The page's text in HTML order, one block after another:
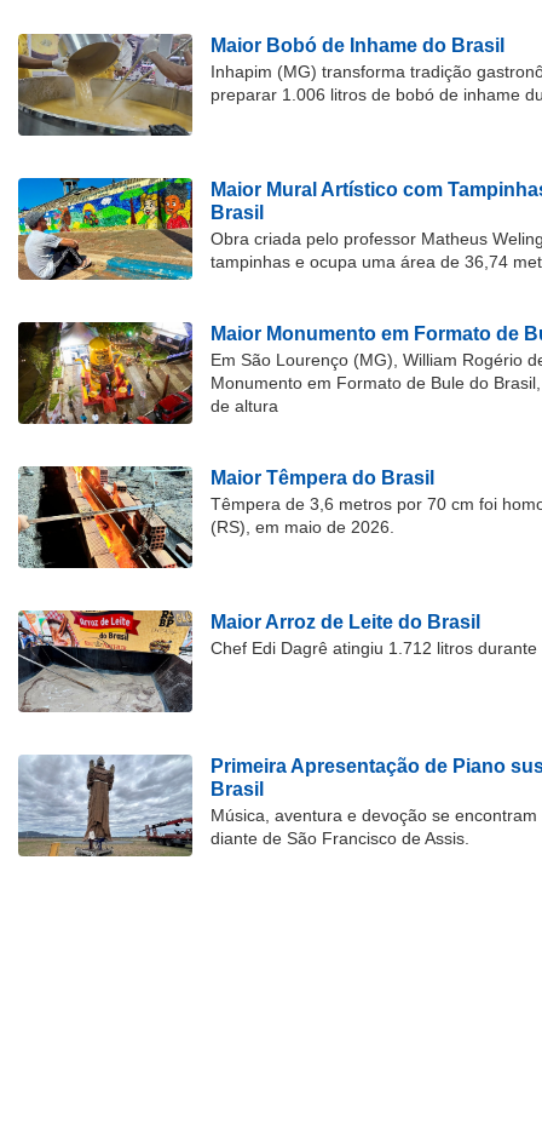
Maior Bobó de Inhame do Brasil
Inhapim (MG) transforma tradição
preparar 1.006 litros de bobó de inhame
Maior Mural Artístico com
Brasil
Obra criada pelo professor Matheus
tampinhas e ocupa uma área de 36,74
Maior Monumento em Formato de
Em São Lourenço (MG), William Rogério
Monumento em Formato de Bule do
de altura
Maior Têmpera do Brasil
Têmpera de 3,6 metros por 70 cm foi
(RS), em maio de 2026.
Maior Arroz de Leite do Brasil
Chef Edi Dagrê atingiu 1.712 litros
Primeira Apresentação de Piano
Brasil
Música, aventura e devoção se
diante de São Francisco de Assis.